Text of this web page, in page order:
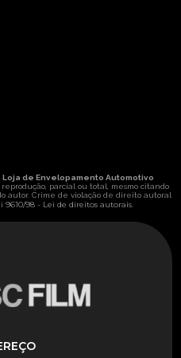
Loja de Envelopamento Automotivo
parcial ou total, mesmo citando
autor. Crime de violação de direito autoral
9610/98 - Lei de direitos autorais.